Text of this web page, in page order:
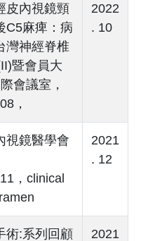
皮內視鏡頸
C5麻痺：病
灣神經脊椎
暨會員大
會議室，
，
2022
. 10
視鏡醫學會
，clinical
2021
. 12
術:系列回顧
2021